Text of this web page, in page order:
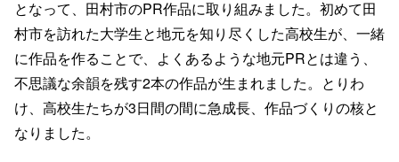
となって、田村市のPR作品に取り組みました。初めて田
村市を訪れた大学生と地元を知り尽くした高校生が、一緒
に作品を作ることで、よくあるような地元PRとは違う、
不思議な余韻を残す2本の作品が生まれました。とりわ
け、高校生たちが3日間の間に急成長、作品づくりの核と
なりました。